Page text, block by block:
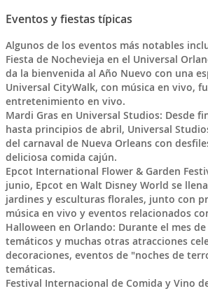
Eventos y fiestas típicas
Algunos de los eventos más notables
Fiesta de Nochevieja en el Universal
da la bienvenida al Año Nuevo con una
Universal CityWalk, con música en vivo,
entretenimiento en vivo.
Mardi Gras en Universal Studios: Desde
hasta principios de abril, Universal
del carnaval de Nueva Orleans con
deliciosa comida cajún.
Epcot International Flower & Garden
junio, Epcot en Walt Disney World se
jardines y esculturas florales, junto con
música en vivo y eventos relacionados
Halloween en Orlando: Durante el mes
temáticos y muchas otras atracciones
decoraciones, eventos de "noches de
temáticas.
Festival Internacional de Comida y Vino